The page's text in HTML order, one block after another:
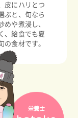
皮にハリとつ
ぶと、旬なら
や煮浸し、
、給食でも夏
食材です。